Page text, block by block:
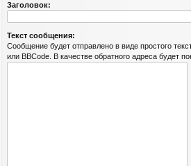
Заголовок:
Текст сообщения:
Сообщение будет отправлено в виде простого
или BBCode. В качестве обратного адреса будет